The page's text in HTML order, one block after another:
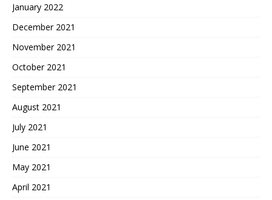
January 2022
December 2021
November 2021
October 2021
September 2021
August 2021
July 2021
June 2021
May 2021
April 2021